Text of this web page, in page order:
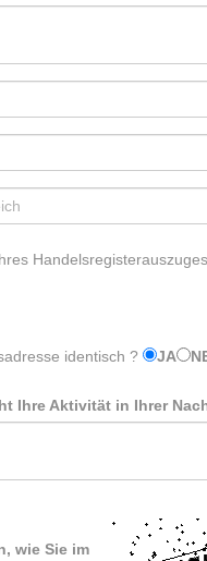
identisch ? JA
Ihre Aktivität in Ihrer
wie Sie im